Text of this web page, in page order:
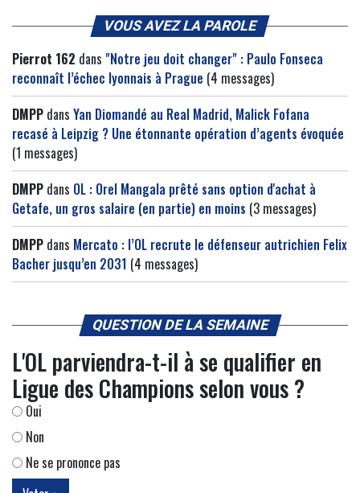
VOUS AVEZ LA PAROLE
Pierrot 162 dans "Notre jeu doit changer" : Paulo Fonseca
reconnaît l’échec lyonnais à Prague (4 messages)
DMPP dans Yan Diomandé au Real Madrid, Malick Fofana
recasé à Leipzig ? Une étonnante opération d’agents évoquée
(1 messages)
DMPP dans OL : Orel Mangala prêté sans option d'achat à
Getafe, un gros salaire (en partie) en moins (3 messages)
DMPP dans Mercato : l’OL recrute le défenseur autrichien Felix
Bacher jusqu’en 2031 (4 messages)
QUESTION DE LA SEMAINE
L'OL parviendra-t-il à se qualifier en
Ligue des Champions selon vous ?
Oui
Non
Ne se prononce pas